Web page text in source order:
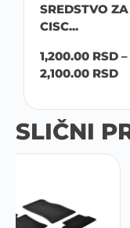
SREDSTVO ZA
CISC...
1,200.00 RSD –
2,100.00 RSD
SLIČNI